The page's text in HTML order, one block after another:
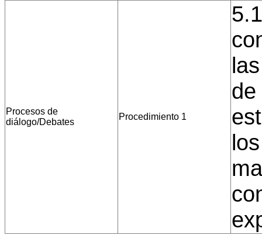
Procesos de
diálogo/Debates
Procedimiento 1
de